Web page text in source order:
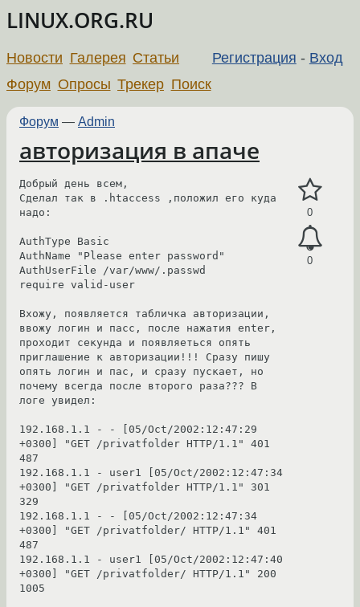
LINUX.ORG.RU
Регистрация - Вход
Новости Галерея Статьи
Форум Опросы Трекер Поиск
Форум — Admin
авторизация в апаче
0
0
Добрый день всем,
Сделал так в .htaccess ,положил его куда
надо:
AuthType Basic
AuthName "Please enter password"
AuthUserFile /var/www/.passwd
require valid-user
Вхожу, появляется табличка авторизации,
ввожу логин и пасс, после нажатия enter,
проходит секунда и появляеться опять
приглашение к авторизации!!! Сразу пишу
опять логин и пас, и сразу пускает, но
почему всегда после второго раза??? В
логе увидел:
192.168.1.1 - - [05/Oct/2002:12:47:29
+0300] "GET /privatfolder HTTP/1.1" 401
487
192.168.1.1 - user1 [05/Oct/2002:12:47:34
+0300] "GET /privatfolder HTTP/1.1" 301
329
192.168.1.1 - - [05/Oct/2002:12:47:34
+0300] "GET /privatfolder/ HTTP/1.1" 401
487
192.168.1.1 - user1 [05/Oct/2002:12:47:40
+0300] "GET /privatfolder/ HTTP/1.1" 200
1005